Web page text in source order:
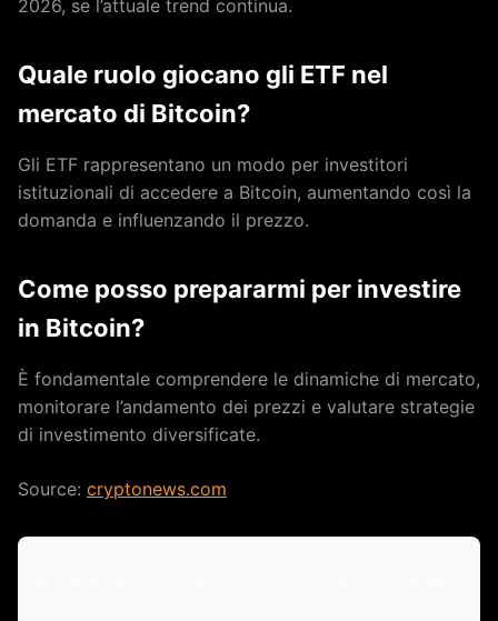
2026, se l’attuale trend continua.
Quale ruolo giocano gli ETF nel
mercato di Bitcoin?
Gli ETF rappresentano un modo per investitori
istituzionali di accedere a Bitcoin, aumentando così la
domanda e influenzando il prezzo.
Come posso prepararmi per investire
in Bitcoin?
È fondamentale comprendere le dinamiche di mercato,
monitorare l’andamento dei prezzi e valutare strategie
di investimento diversificate.
Source: cryptonews.com